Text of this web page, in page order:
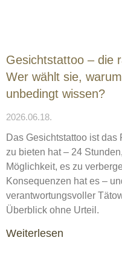
Gesichtstattoo – die
Wer wählt sie,
unbedingt wissen?
2026.06.18.
Das Gesichtstattoo ist
zu bieten hat – 24
Möglichkeit, es zu
Konsequenzen hat es –
verantwortungsvoller
Überblick ohne Urteil.
Weiterlesen